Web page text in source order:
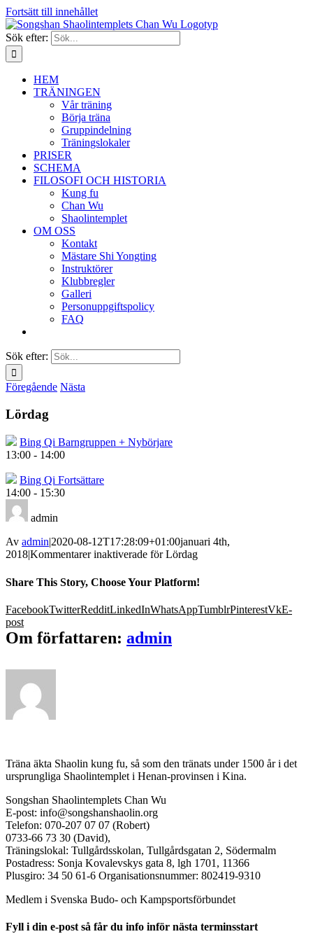
Fortsätt till innehållet
Sök efter:
HEM
TRÄNINGEN
Vår träning
Börja träna
Gruppindelning
Träningslokaler
PRISER
SCHEMA
FILOSOFI OCH HISTORIA
Kung fu
Chan Wu
Shaolintemplet
OM OSS
Kontakt
Mästare Shi Yongting
Instruktörer
Klubbregler
Galleri
Personuppgiftspolicy
FAQ
Sök efter:
Föregående Nästa
Lördag
Bing Qi Barngruppen + Nybörjare
13:00 - 14:00
Bing Qi Fortsättare
14:00 - 15:30
admin
Av admin|2020-08-12T17:28:09+01:00januari 4th,
2018|Kommentarer inaktiverade för Lördag
Share This Story, Choose Your Platform!
FacebookTwitterRedditLinkedInWhatsAppTumblrPinterestVkE-
post
Om författaren: admin
Träna äkta Shaolin kung fu, så som den tränats under 1500 år i det
ursprungliga Shaolintemplet i Henan-provinsen i Kina.
Songshan Shaolintemplets Chan Wu
E-post: info@songshanshaolin.org
Telefon: 070-207 07 07 (Robert)
0733-66 73 30 (David),
Träningslokal: Tullgårdsskolan, Tullgårdsgatan 2, Södermalm
Postadress: Sonja Kovalevskys gata 8, lgh 1701, 11366
Plusgiro: 34 50 61-6 Organisationsnummer: 802419-9310
Medlem i Svenska Budo- och Kampsportsförbundet
Fyll i din e-post så får du info inför nästa terminsstart